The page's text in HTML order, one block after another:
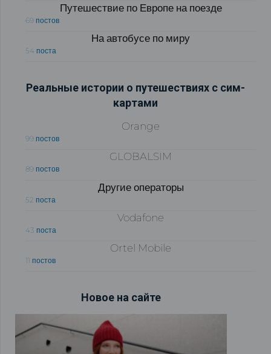
Путешествие по Европе на поезде
69 постов
На автобусе по миру
54 поста
Реальные истории о путешествиях с сим-
картами
Orange
99 постов
GLOBALSIM
89 постов
Другие операторы
52 поста
Vodafone
43 поста
Ortel Mobile
11 постов
Новое на сайте